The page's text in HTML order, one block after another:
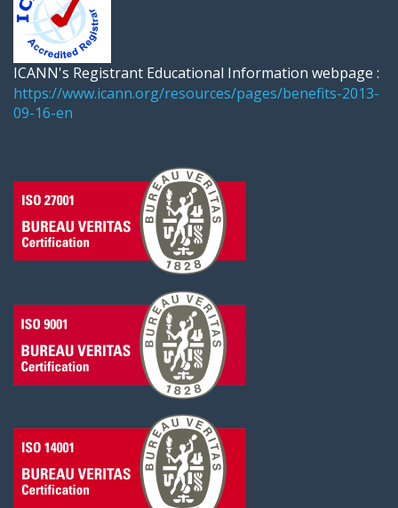
ICANN's Registrant Educational Information webpage :
https://www.icann.org/resources/pages/benefits-2013-
09-16-en